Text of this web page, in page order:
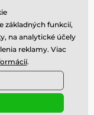
základných funkcií,
na analytické účely
reklamy. Viac
.